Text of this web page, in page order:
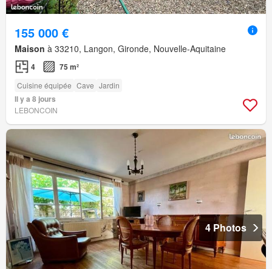
155 000 €
Maison à 33210, Langon, Gironde, Nouvelle-Aquitaine
4 75 m²
Cuisine équipée Cave Jardin
Il y a 8 jours
LEBONCOIN
4 Photos